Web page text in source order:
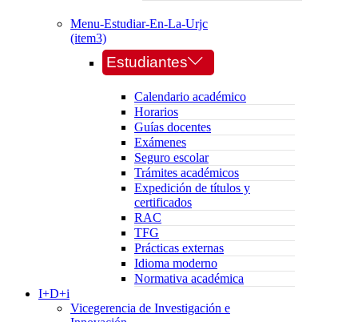
Menu-Estudiar-En-La-Urjc
(item3)
Estudiantes
Calendario académico
Horarios
Guías docentes
Exámenes
Seguro escolar
Trámites académicos
Expedición de títulos y
certificados
RAC
TFG
Prácticas externas
Idioma moderno
Normativa académica
I+D+i
Vicegerencia de Investigación e